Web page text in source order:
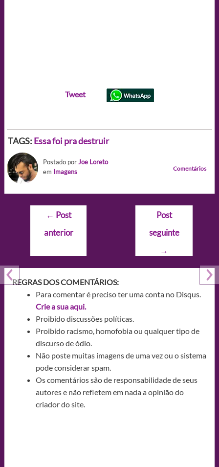
Tweet
TAGS: Essa foi pra destruir
Postado porJoe Loreto
em Imagens Comentários
Navegação
Post
← Post
anterior
Post
seguinte
→
REGRAS DOS COMENTÁRIOS:
Para comentar é preciso ter uma conta no Disqus.
Crie a sua aqui.
Proibido discussões políticas.
Proibido racismo, homofobia ou qualquer tipo de
discurso de ódio.
Não poste muitas imagens de uma vez ou o sistema
pode considerar spam.
Os comentários são de responsabilidade de seus
autores e não refletem em nada a opinião do
criador do site.